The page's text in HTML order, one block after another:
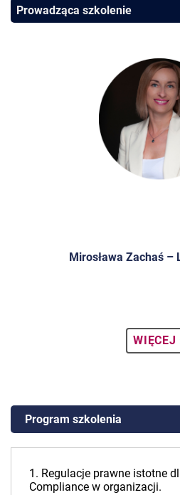
Prowadząca szkolenie
Mirosława Zachaś –
WIĘCEJ
Program szkolenia
1. Regulacje prawne istotne
Compliance w organizacji.